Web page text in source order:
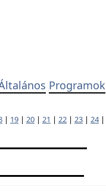
Programok
| 19 | 20 | 21 | 22 | 23 | 24|